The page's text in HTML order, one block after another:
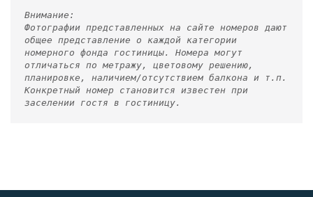
Внимание:
Фотографии представленных на сайте номеров дают
общее представление о каждой категории
номерного фонда гостиницы. Номера могут
отличаться по метражу, цветовому решению,
планировке, наличием/отсутствием балкона и т.п.
Конкретный номер становится известен при
заселении гостя в гостиницу.